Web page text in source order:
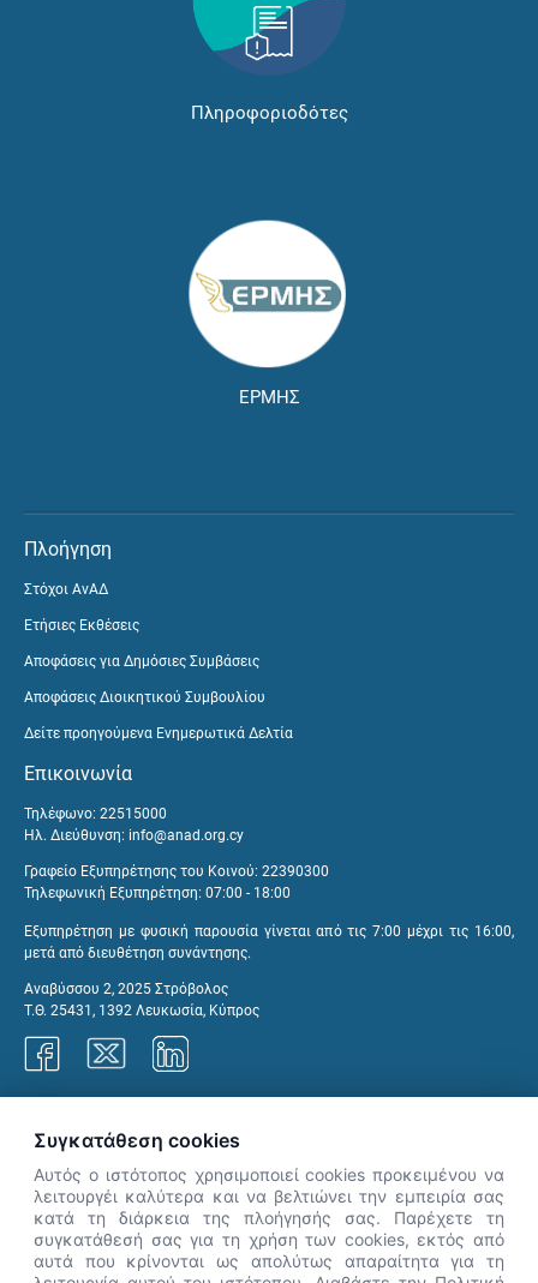
Πληροφοριοδότες
ΕΡΜΗΣ
Πλοήγηση
Στόχοι ΑνΑΔ
Ετήσιες Εκθέσεις
Αποφάσεις για Δημόσιες Συμβάσεις
Αποφάσεις Διοικητικού Συμβουλίου
Δείτε προηγούμενα Ενημερωτικά Δελτία
Επικοινωνία
Τηλέφωνο: 22515000
Ηλ. Διεύθυνση: info@anad.org.cy
Γραφείο Εξυπηρέτησης του Κοινού: 22390300
Τηλεφωνική Εξυπηρέτηση: 07:00 - 18:00
Εξυπηρέτηση με φυσική παρουσία γίνεται από τις 7:00 μέχρι τις 16:00,
μετά από διευθέτηση συνάντησης.
Αναβύσσου 2, 2025 Στρόβολος
Τ.Θ. 25431, 1392 Λευκωσία, Κύπρος
👋 Καλώς ήρθες! Είμαι η Νόησις.
Συγκατάθεση cookies
Αυτός ο ιστότοπος χρησιμοποιεί cookies προκειμένου να
λειτουργέι καλύτερα και να βελτιώνει την εμπειρία σας
κατά τη διάρκεια της πλοήγησής σας. Παρέχετε τη
συγκατάθεσή σας για τη χρήση των cookies, εκτός από
αυτά που κρίνονται ως απολύτως απαραίτητα για τη